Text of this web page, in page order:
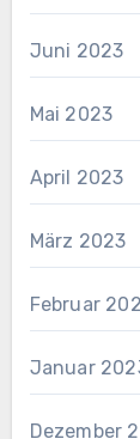
Juni 2023
Mai 2023
April 2023
März 2023
Februar
Januar
Dezember